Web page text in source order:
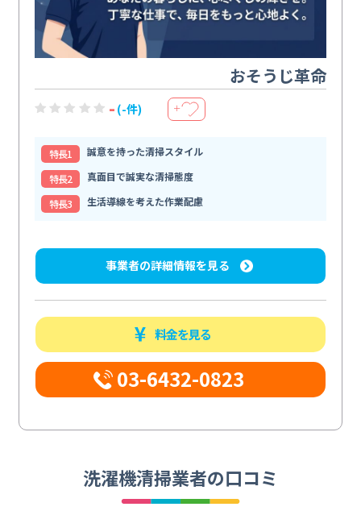
おそうじ革命
- (-件) ＋
特⻑1
誠意を持った清掃スタイル
特⻑2
真面目で誠実な清掃態度
特⻑3
生活導線を考えた作業配慮
事業者の詳細情報を見る
料金を見る
03-6432-0823
洗濯機清掃業者の口コミ